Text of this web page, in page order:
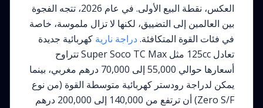
العكس، نقطة البيع الأولى. في عام 2026، تتجه الفجوة
بين العالمين إلى التضييق، لكنها لا تزال ملموسة، خاصة
في فئات القوة المتكافئة.دراجة نارية كهربائية جديدة
تعادل 125cc مثل Super Soco TC Max تتراوح
أسعارها حوالي 55,000 إلى 70,000 درهم مغربي، بينما
يمكن لدراجة رودستر كهربائية متوسطة القوة (من نوع
Zero S/F) أن ترتفع من 140,000 إلى 200,000 درهم